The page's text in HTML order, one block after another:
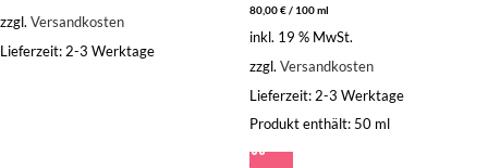
zzgl. Versandkosten
Lieferzeit: 2-3 Werktage
80,00€/ 100ml
inkl. 19 % MwSt.
zzgl. Versandkosten
Lieferzeit: 2-3 Werktage
Produkt enthält: 50 ml